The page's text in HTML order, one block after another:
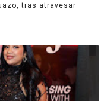
tras atravesar